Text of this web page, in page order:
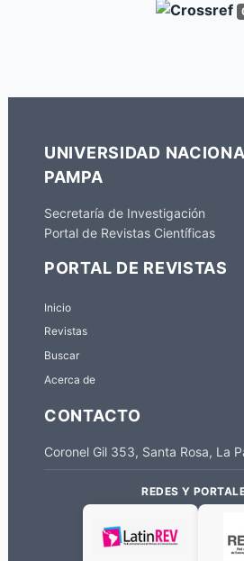
UNIVERSIDAD
PAMPA
Secretaría de Investigación
Portal de Revistas Científicas
PORTAL DE REVISTAS
Inicio
Revistas
Buscar
Acerca de
CONTACTO
Coronel Gil 353, Santa Rosa, La
REDES Y